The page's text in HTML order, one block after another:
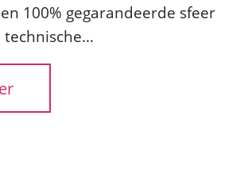
100% gegarandeerde sfeer
technische…